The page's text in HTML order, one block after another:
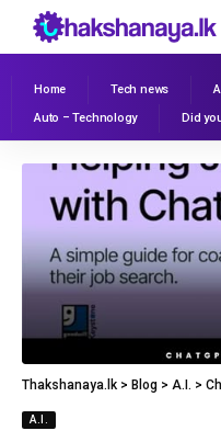
Home Tech news
Auto – Technology
Did
Thakshanaya.lk > Blog > A.I. >
A.I.